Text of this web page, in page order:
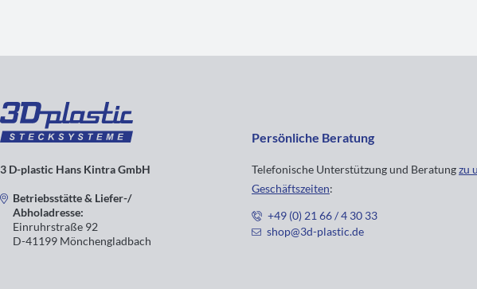
3 D-plastic Hans Kintra GmbH
Betriebsstätte & Liefer-/
Abholadresse:
Einruhrstraße 92
D-41199 Mönchengladbach
Persönliche Beratung
Telefonische Unterstützung und Beratungzu
Geschäftszeiten:
+49 (0) 21 66 / 4 30 33
shop@3d-plastic.de